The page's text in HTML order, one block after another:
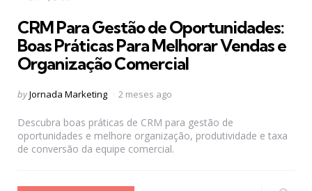
CRM Para Gestão de Oportunidades:
Boas Práticas Para Melhorar Vendas e
Organização Comercial
Posted
byJornada Marketing 2 meses ago
Descubra boas práticas de CRM para gestão de
oportunidades e melhore organização, produtividade e taxa
de conversão da equipe comercial.